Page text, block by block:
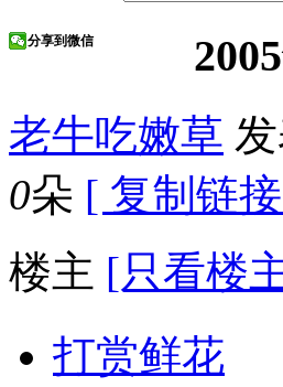
分享到微信
老牛吃嫩草
0朵 [ 复制链
楼主 [只看楼
打赏鲜花